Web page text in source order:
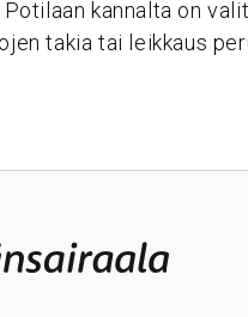
kannalta on
takia tai leikkaus